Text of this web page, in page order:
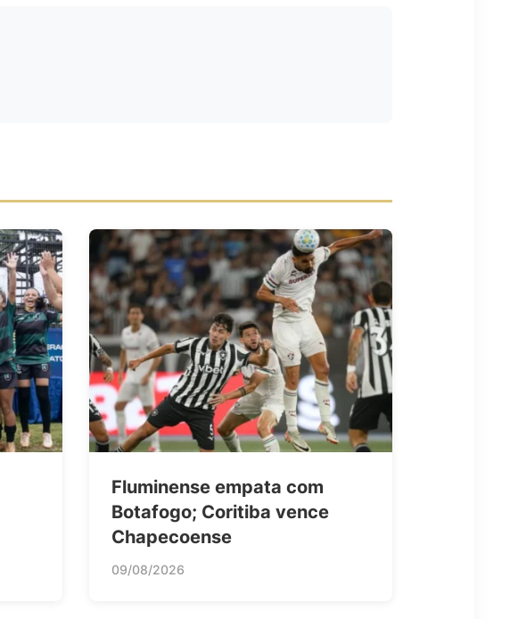
Fluminense empata com
Botafogo; Coritiba vence
Chapecoense
09/08/2026